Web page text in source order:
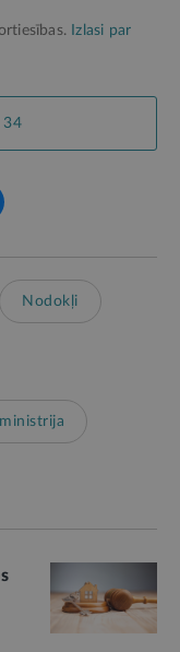
Izlasi par
34
Nodokļi